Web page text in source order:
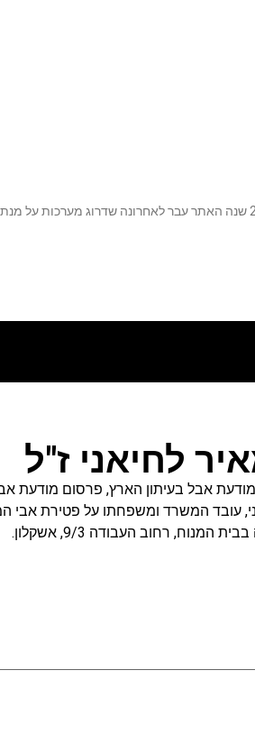
לחיאני ז"ל
אבל בעיתון הארץ, פרסום מודעת
המנוח, רחוב העבודה 9/3, אשקלון.